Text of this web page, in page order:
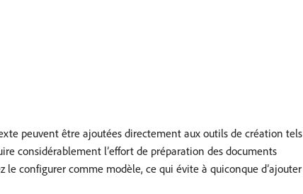
peuvent être ajoutées directement aux outils de création tels
considérablement l’effort de préparation des documents
le configurer comme modèle, ce qui évite à quiconque d’ajouter